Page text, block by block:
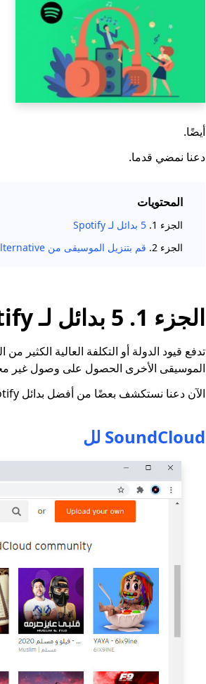
أيضًا.
دعنا نمضي قدما.
المحتويات
الجزء 1.
5 بدائل لـ Spotify
الجزء 2.
قم بتنزيل الموسيقى من Spotify Alternative
الجزء 1. 5 بدائل لـ Spotify
تدفع قيود الدولة أو التكلفة العالية
الموسيقى الأخرى الحصول على وصول غير
الآن دعنا نستكشف بعضًا من أفضل بدائل Spotify هذه.
SoundCloud لل